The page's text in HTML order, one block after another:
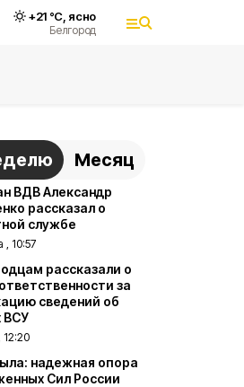
+21°С, ясно
Белгород
Месяц
ВДВ Александр
рассказал о
службе
, 10:57
рассказали о
за
сведений об
ВСУ
12:20
надежная опора
Сил России